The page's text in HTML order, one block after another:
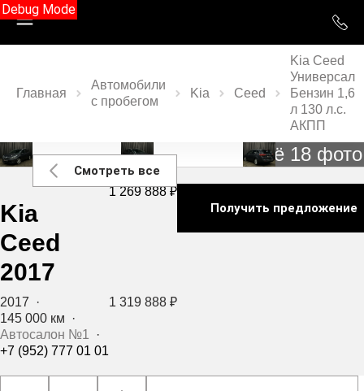
Debug Mode
Главная
Автомобили
с пробегом
Kia Ceed
Kia Ceed
Универсал
Бензин 1,6
л 130 л.с.
АКПП
Ещё 18 фото
Смотреть все
Kia
Ceed
2017
1 269 888 ₽
2017 ·
145 000 км ·
Автосалон №1 ·
+7 (952) 777 01 01
1 319 888 ₽
Получить предложение